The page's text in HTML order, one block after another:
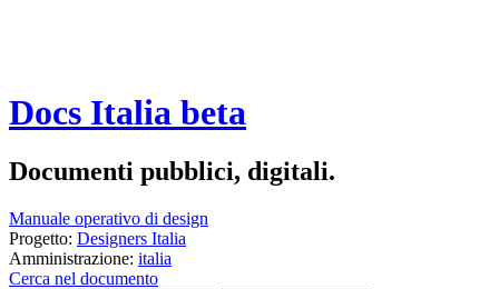
Docs Italia beta
Documenti pubblici, digitali.
Manuale operativo di design
Progetto: Designers Italia
Amministrazione: italia
Cerca nel documento